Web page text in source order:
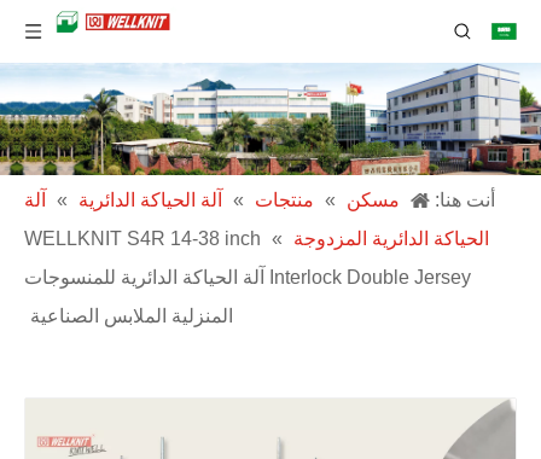
أنت هنا: مسكن » منتجات » آلة الحياكة الدائرية »
آلة
الحياكة الدائرية المزدوجة
»
WELLKNIT S4R 14-38 inch
Interlock Double Jersey آلة الحياكة الدائرية للمنسوجات
المنزلية الملابس الصناعية